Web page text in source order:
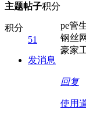
主题帖子积分
积分
51
发消息
pe管
钢丝
豪家
回复
使用